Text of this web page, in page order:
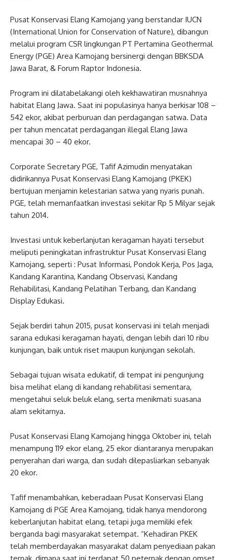
Pusat Konservasi Elang Kamojang yang berstandar IUCN
(International Union for Conservation of Nature), dibangun
melalui program CSR lingkungan PT Pertamina Geothermal
Energy (PGE) Area Kamojang bersinergi dengan BBKSDA
Jawa Barat, & Forum Raptor Indonesia.
Program ini dilatabelakangi oleh kekhawatiran musnahnya
habitat Elang Jawa. Saat ini populasinya hanya berkisar 108 –
542 ekor, akibat perburuan dan perdagangan satwa. Data
per tahun mencatat perdagangan illegal Elang Jawa
mencapai 30 – 40 ekor.
Corporate Secretary PGE, Tafif Azimudin menyatakan
didirikannya Pusat Konservasi Elang Kamojang (PKEK)
bertujuan menjamin kelestarian satwa yang nyaris punah.
PGE, telah memanfaatkan investasi sekitar Rp 5 Milyar sejak
tahun 2014.
Investasi untuk keberlanjutan keragaman hayati tersebut
meliputi peningkatan infrastruktur Pusat Konservasi Elang
Kamojang, seperti : Pusat Informasi, Pondok Kerja, Pos Jaga,
Kandang Karantina, Kandang Observasi, Kandang
Rehabilitasi, Kandang Pelatihan Terbang, dan Kandang
Display Edukasi.
Sejak berdiri tahun 2015, pusat konservasi ini telah menjadi
sarana edukasi keragaman hayati, dengan lebih dari 10 ribu
kunjungan, baik untuk riset maupun kunjungan sekolah.
Sebagai tujuan wisata edukatif, di tempat ini pengunjung
bisa melihat elang di kandang rehabilitasi sementara,
mengetahui seluk beluk elang, serta menikmati suasana
alam sekitarnya.
Pusat Konservasi Elang Kamojang hingga Oktober ini, telah
menampung 119 ekor elang, 25 ekor diantaranya merupakan
penyerahan dari warga, dan sudah dilepasliarkan sebanyak
20 ekor.
Tafif menambahkan, keberadaan Pusat Konservasi Elang
Kamojang di PGE Area Kamojang, tidak hanya mendorong
keberlanjutan habitat elang, tetapi juga memiliki efek
berganda bagi masyarakat setempat. “Kehadiran PKEK
telah memberdayakan masyarakat dalam penyediaan pakan